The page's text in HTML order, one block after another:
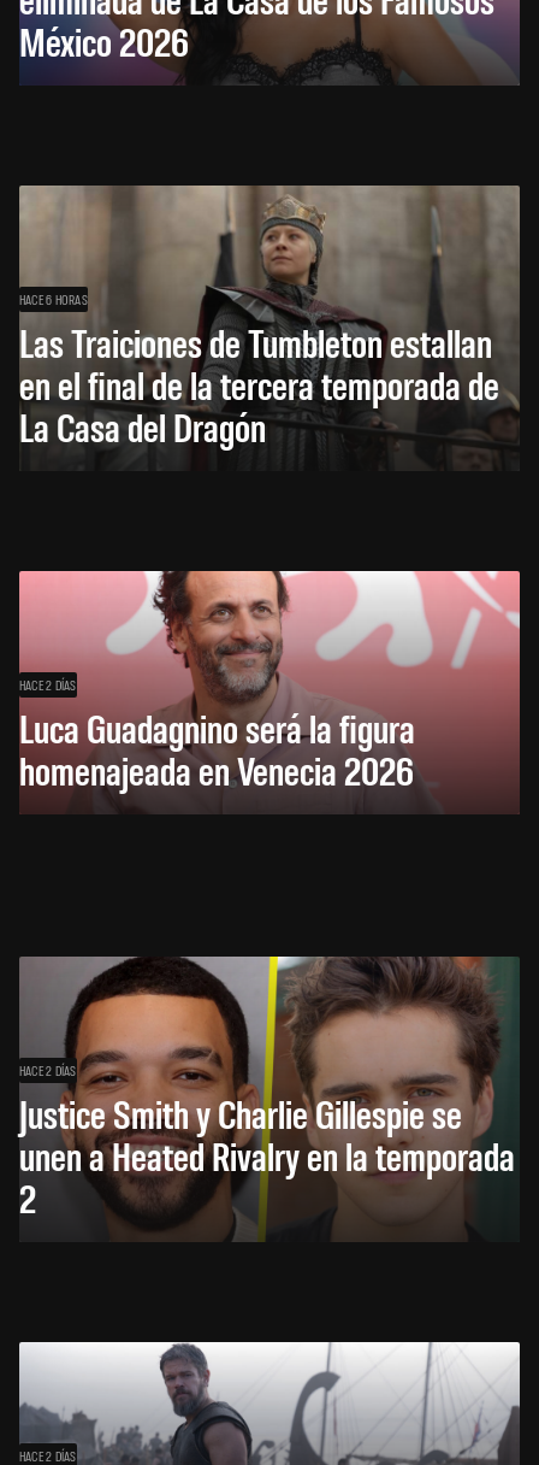
México 2026
HACE 6 HORAS
Las Traiciones de Tumbleton estallan
en el final de la tercera temporada de
La Casa del Dragón
HACE 2 DÍAS
Luca Guadagnino será la figura
homenajeada en Venecia 2026
HACE 2 DÍAS
Justice Smith y Charlie Gillespie se
unen a Heated Rivalry en la temporada
2
HACE 2 DÍAS